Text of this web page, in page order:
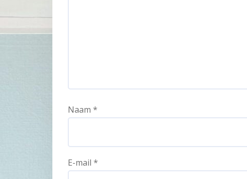
Naam *
E-mail *